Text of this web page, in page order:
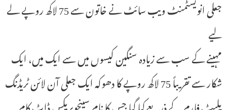
جعلی انویسٹمنٹ ویب سائٹ نے خاتون سے 75 لاکھ روپے لے
لیے
مہینے کے سب سے زیادہ سنگین کیسوں میں سے ایک میں، ایک
شکار سے تقریباً 75 لاکھ روپے کا دھوکہ ایک جعلی آن لائن ٹریڈنگ